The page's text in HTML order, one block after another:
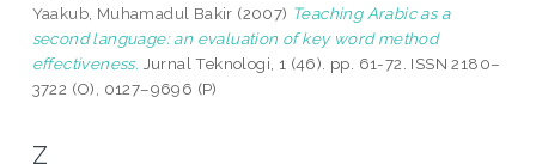
Yaakub, Muhamadul Bakir (2007) Teaching Arabic as a
second language: an evaluation of key word method
effectiveness. Jurnal Teknologi, 1 (46). pp. 61-72. ISSN 2180–
3722 (O), 0127–9696 (P)
Z